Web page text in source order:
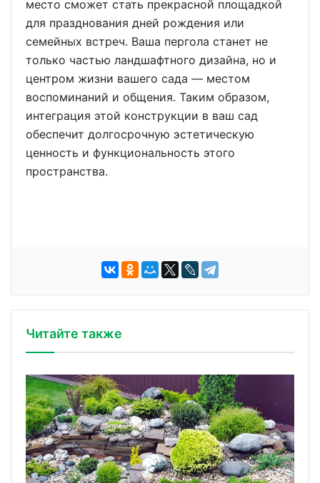
место сможет стать прекрасной площадкой
для празднования дней рождения или
семейных встреч. Ваша пергола станет не
только частью ландшафтного дизайна, но и
центром жизни вашего сада — местом
воспоминаний и общения. Таким образом,
интеграция этой конструкции в ваш сад
обеспечит долгосрочную эстетическую
ценность и функциональность этого
пространства.
Читайте также